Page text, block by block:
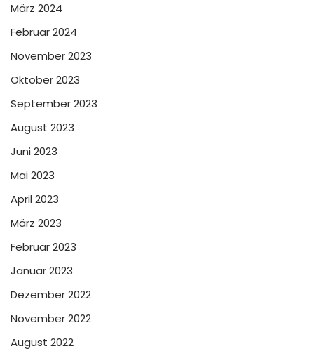
März 2024
Februar 2024
November 2023
Oktober 2023
September 2023
August 2023
Juni 2023
Mai 2023
April 2023
März 2023
Februar 2023
Januar 2023
Dezember 2022
November 2022
August 2022